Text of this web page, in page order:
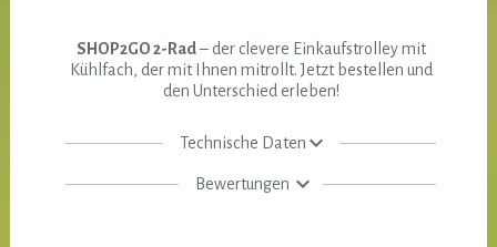
SHOP2GO 2-Rad– der clevere Einkaufstrolley mit
Kühlfach, der mit Ihnen mitrollt. Jetzt bestellen und
den Unterschied erleben!
Technische Daten
Bewertungen